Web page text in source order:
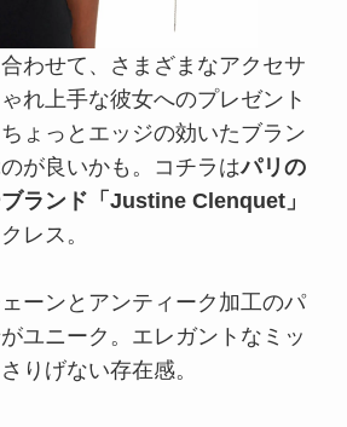
わせて、さまざまなアクセサ
れ上手な彼女へのプレゼント
ょっとエッジの効いたブラン
が良いかも。コチラはパリの
ランド「Justine Clenquet」
レス。
ーンとアンティーク加工のパ
ユニーク。エレガントなミッ
りげない存在感。